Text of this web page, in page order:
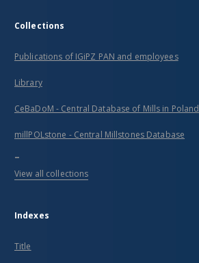
Collections
Publications of IGiPZ PAN and employees
Library
CeBaDoM - Central Database of Mills in Poland
millPOLstone - Central Millstones Database
...
View all collections
Indexes
Title